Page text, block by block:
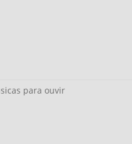
para ouvir